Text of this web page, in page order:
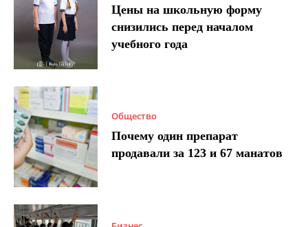
Цены на школьную форму
снизились перед началом
учебного года
Общество
Почему один препарат
продавали за 123 и 67 манатов